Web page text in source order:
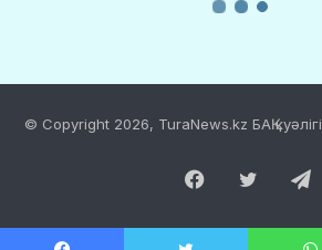
© Copyright 2026, TuraNews.kz БАҚ куәлігі
Facebook
Twitter